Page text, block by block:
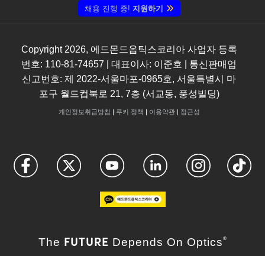
채용 진행 중! 지원하기
Copyright 2026, 에드몬드옵틱스코리아 사업자 등록
번호: 110-81-74657 | 대표이사: 이준호 | 통신판매업
신고번호: 제 2022-서울마포-0965호, 서울특별시 마
포구 월드컵북로 21, 7층 (서교동, 풍성빌딩)
개인정보취급방침 | 쿠키 정책 | 이용약관| 접근성
The FUTURE Depends On Optics ®